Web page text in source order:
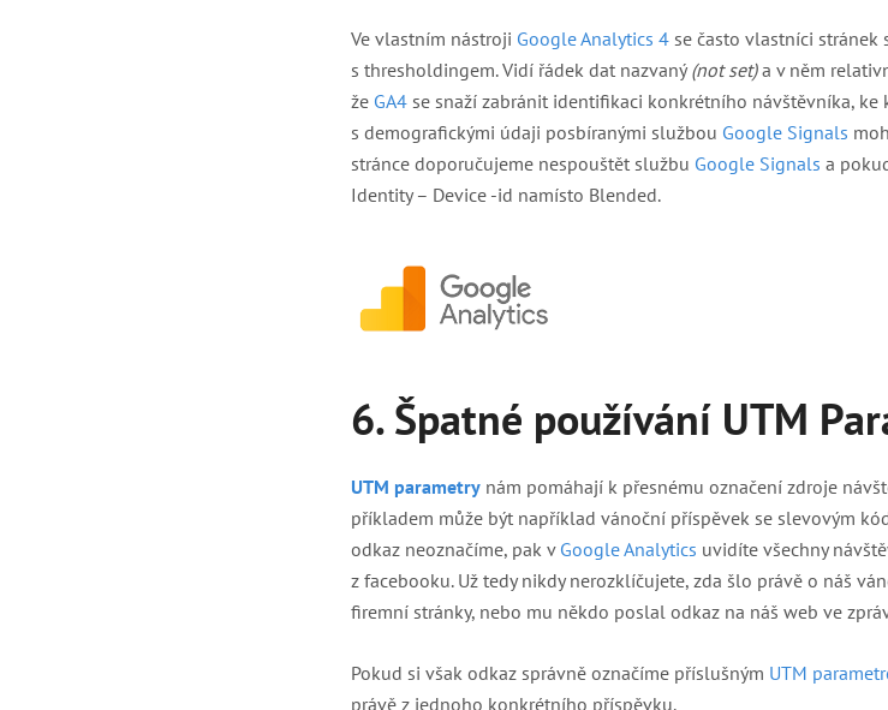
Ve vlastním nástroji Google Analytics 4 se často vlastníci
s thresholdingem. Vidí řádek dat nazvaný(not set)a v něm
že GA4 se snaží zabránit identifikaci konkrétního návštěvníka,
s demografickými údaji posbíranými službou Google Signals
stránce doporučujeme nespouštět službu Google Signals a
Identity – Device -id namísto Blended.
6. Špatné používání UTM
UTM parametry nám pomáhají k přesnému označení zdroje
příkladem může být například vánoční příspěvek se slevovým
odkaz neoznačíme, pak v Google Analytics uvidíte všechny
z facebooku. Už tedy nikdy nerozklíčujete, zda šlo právě o náš
firemní stránky, nebo mu někdo poslal odkaz na náš web ve
Pokud si však odkaz správně označíme příslušným UTM
právě z jednoho konkrétního příspěvku.